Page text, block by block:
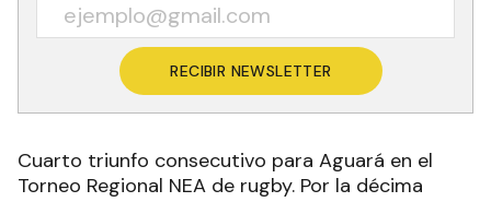
RECIBIR NEWSLETTER
Cuarto triunfo consecutivo para Aguará en el
Torneo Regional NEA de rugby. Por la décima